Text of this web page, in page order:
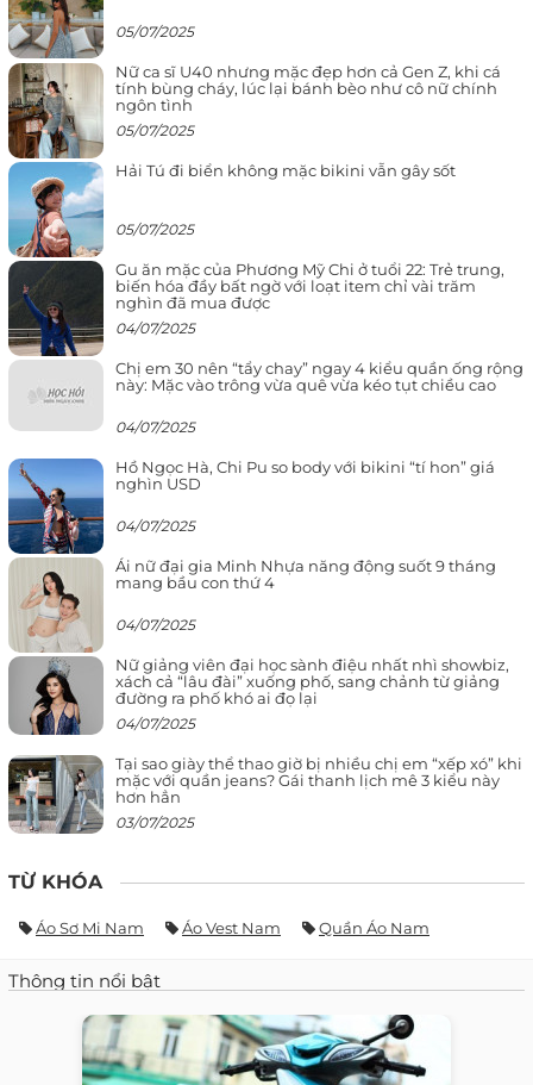
05/07/2025
Nữ ca sĩ U40 nhưng mặc đẹp hơn cả Gen Z, khi cá
tính bùng cháy, lúc lại bánh bèo như cô nữ chính
ngôn tình
05/07/2025
Hải Tú đi biển không mặc bikini vẫn gây sốt
05/07/2025
Gu ăn mặc của Phương Mỹ Chi ở tuổi 22: Trẻ trung,
biến hóa đầy bất ngờ với loạt item chỉ vài trăm
nghìn đã mua được
04/07/2025
Chị em 30 nên “tẩy chay” ngay 4 kiểu quần ống rộng
này: Mặc vào trông vừa quê vừa kéo tụt chiều cao
04/07/2025
Hồ Ngọc Hà, Chi Pu so body với bikini “tí hon” giá
nghìn USD
04/07/2025
Ái nữ đại gia Minh Nhựa năng động suốt 9 tháng
mang bầu con thứ 4
04/07/2025
Nữ giảng viên đại học sành điệu nhất nhì showbiz,
xách cả “lâu đài” xuống phố, sang chảnh từ giảng
đường ra phố khó ai đọ lại
04/07/2025
Tại sao giày thể thao giờ bị nhiều chị em “xếp xó” khi
mặc với quần jeans? Gái thanh lịch mê 3 kiểu này
hơn hẳn
03/07/2025
TỪ KHÓA
Áo Sơ Mi Nam Áo Vest Nam Quần Áo Nam
Thông tin nổi bật